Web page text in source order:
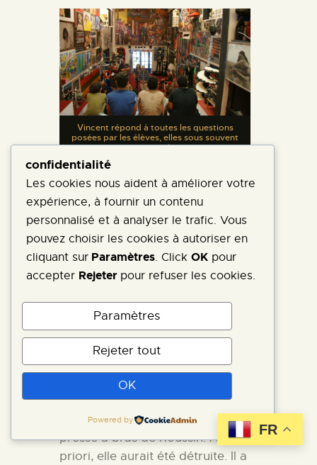
Vincent répond à toutes les questions
posées par les élèves, elles sous souvent
pertinentes, voir étonnantes.
L’atelier d’estampes
Historiquement, le lithographe
de référence à La Réunion
s’appelle Antoine Roussin.
Il imprimait ses lithographies qu’il
atelier équipé d’une presse à
bras trouvée en 1846. Vincent
Mengin-Lecreulx, a lui même été
chromiste lithographe à Paris et
connaît bien le métier. Il s’est
renseigné en arrivant sur l’île
pour savoir ce qu’est devenue la
presse à bras de Roussin. A
priori, elle aurait été détruite. Il a
FR
confidentialité
Les cookies nous aident à améliorer votre
expérience, à fournir un contenu
personnalisé et à analyser le trafic. Vous
pouvez choisir les cookies à autoriser en
cliquant sur Paramètres. Click OK pour
accepter Rejeter pour refuser les cookies.
Paramètres
Rejeter tout
OK
Powered by